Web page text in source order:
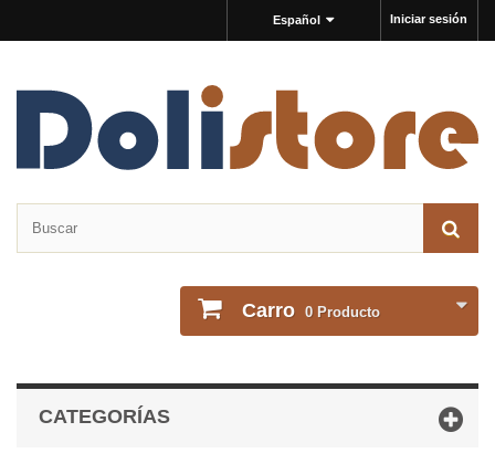
Iniciar sesión
Español
Carro 0 Producto
CATEGORÍAS